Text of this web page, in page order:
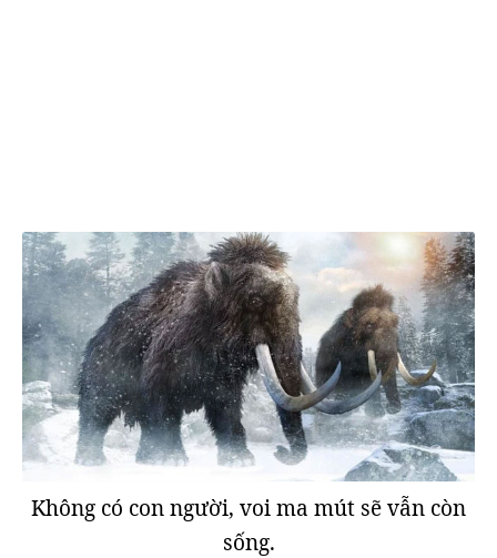
Không có con người, voi ma mút sẽ vẫn còn
sống.